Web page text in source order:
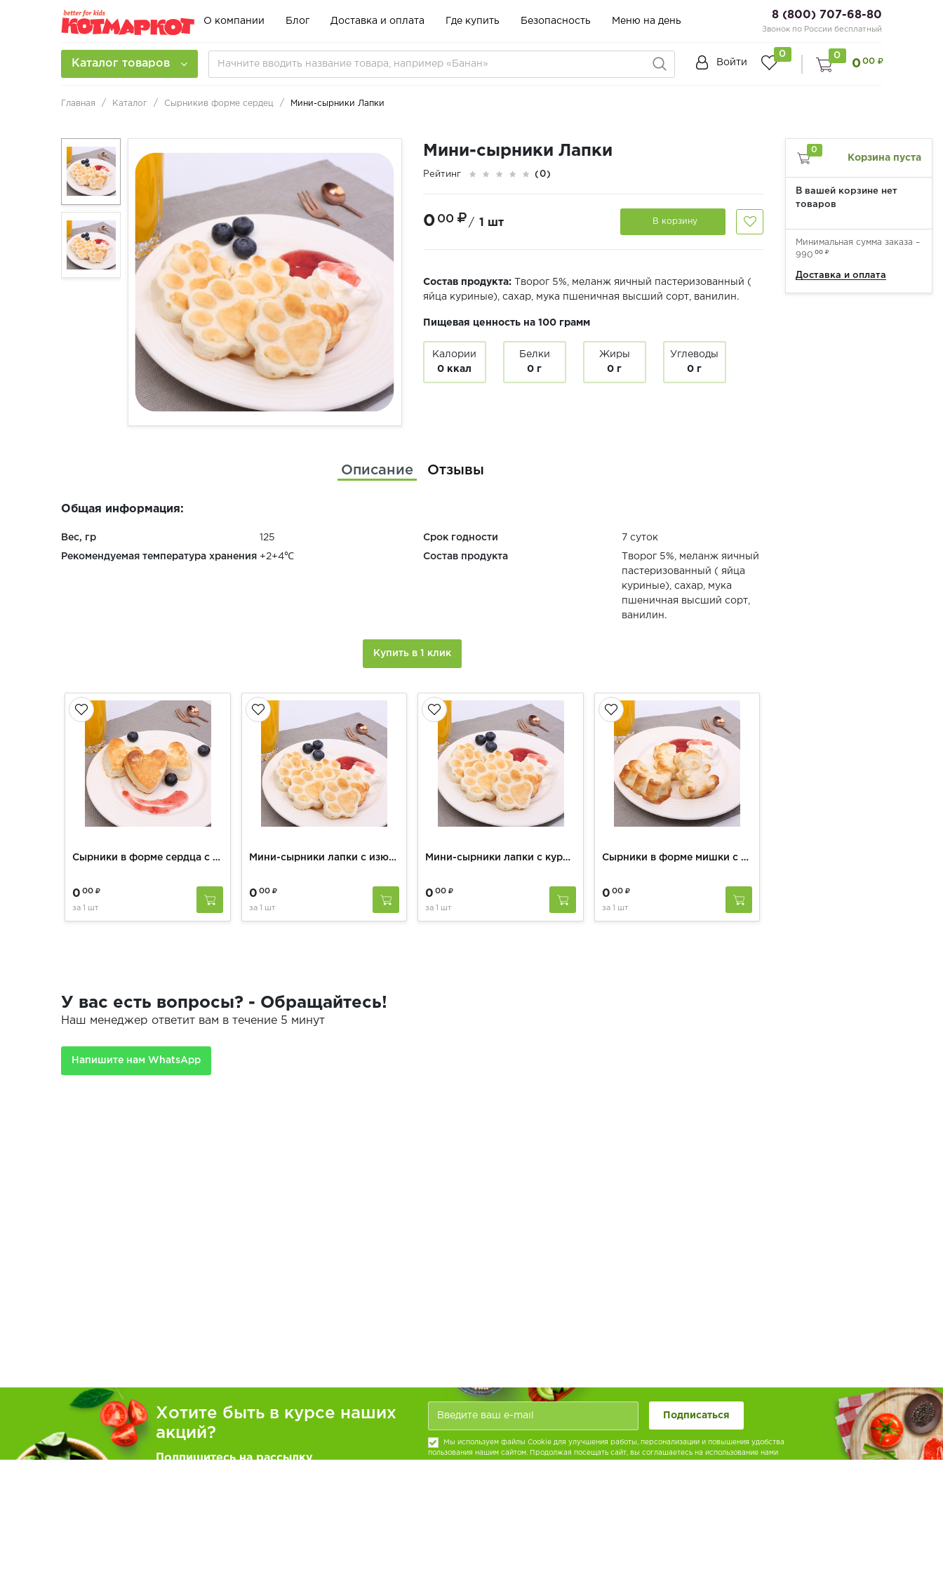
О компании Блог Доставка и оплата Где купить Безопасность Меню на день
8 (800) 707-68-80
Звонок по России бесплатный
Каталог товаров Войти
0 0
000
Главная Каталог Сырникив форме сердец Мини-сырники Лапки
Мини-сырники Лапки
Рейтинг (0)
0 00 / 1 шт В корзину
Состав продукта:
Творог 5%, меланж яичный пастеризованный (
яйца куриные), сахар, мука пшеничная высший сорт, ванилин.
Пищевая ценность на 100 грамм
Калории
0 ккал
Белки
0 г
Жиры
0 г
Углеводы
0 г
Описание Отзывы
Общая информация:
Вес, гр 125 Срок годности 7 суток
Рекомендуемая температура хранения +2+4℃ Состав продукта
Творог 5%, меланж яичный
пастеризованный ( яйца
куриные), сахар, мука
пшеничная высший сорт,
ванилин.
Купить в 1 клик
Сырники в форме сердца с клубничным джемом
0 00
за 1 шт
Мини-сырники лапки с изюмом
0 00
за 1 шт
Мини-сырники лапки с курагой
0 00
за 1 шт
Сырники в форме мишки с клубничным джемом
0 00
за 1 шт
У вас есть вопросы? - Обращайтесь!
Наш менеджер ответит вам в течение 5 минут
Напишите нам WhatsApp
0
Корзина пуста
В вашей корзине нет
товаров
Минимальная сумма заказа –
990 00
Доставка и оплата
Хотите быть в курсе наших
акций?
Подпишитесь на рассылку
Подписаться
Мы используем файлы Cookie для улучшения работы, персонализации и повышения удобства
пользования нашим сайтом. Продолжая посещать сайт, вы соглашаетесь на использование нами